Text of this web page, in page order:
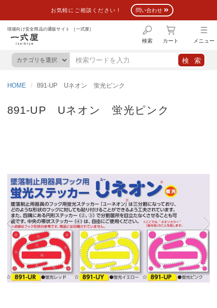
お気軽にご相談ください！ 問い合わせ
現場向け安全用品の通販サイト ［一式屋］
検索 カート メニュー
HOME 891-UP Uネオン 蛍光ピンク
891-UP Uネオン 蛍光ピンク